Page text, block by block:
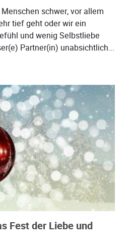
schwer, vor allem
tief geht oder wir ein
und wenig Selbstliebe
Partner(in) unabsichtlich...
Fest der Liebe und